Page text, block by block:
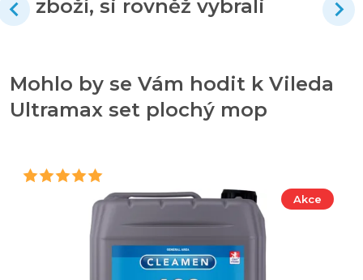
zboží, si rovněž vybrali
Mohlo by se Vám hodit k Vileda
Ultramax set plochý mop
Akce